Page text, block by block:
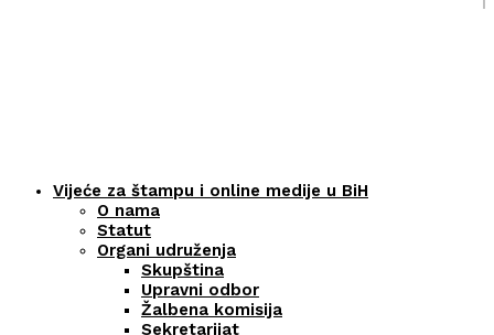
Vijeće za štampu i online medije u BiH
O nama
Statut
Organi udruženja
Skupština
Upravni odbor
Žalbena komisija
Sekretarijat